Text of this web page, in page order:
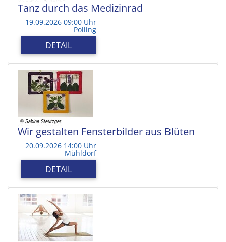
Tanz durch das Medizinrad
19.09.2026 09:00 Uhr
Polling
DETAIL
Wir gestalten Fensterbilder aus Blüten
20.09.2026 14:00 Uhr
Mühldorf
DETAIL